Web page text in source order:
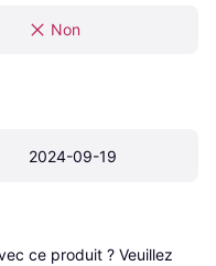
Non
2024-09-19
ce produit ? Veuillez